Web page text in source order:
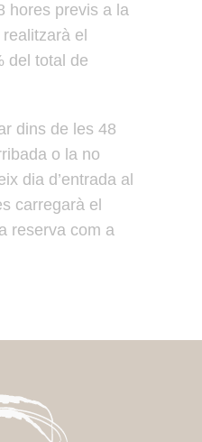
hores previs a la
el
del total de
dins de les 48
o la no
dia d’entrada al
carregarà el
reserva com a